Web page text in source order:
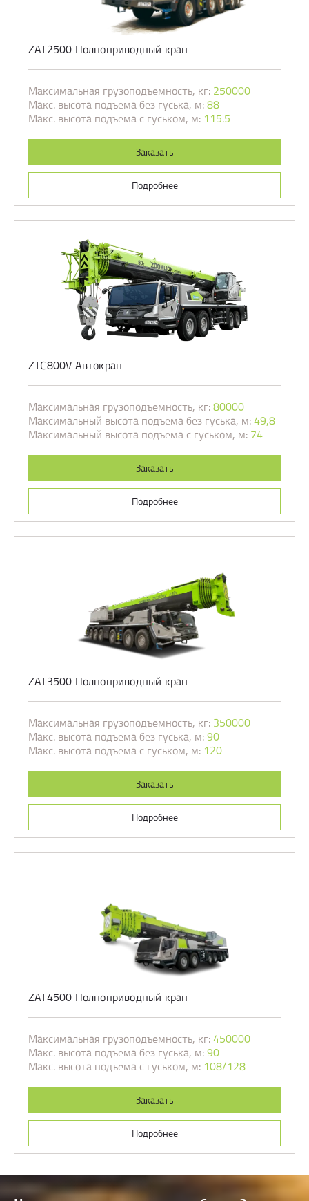
ZAT2500 Полноприводный кран
Максимальная грузоподъемность, кг: 250000
Макс. высота подъема без гуська, м:88
Макс. высота подъема с гуськом, м: 115.5
Заказать
Подробнее
ZTC800V Автокран
Максимальная грузоподъемность, кг:80000
Максимальный высота подъема без гуська, м:49,8
Максимальный высота подъема с гуськом, м: 74
Заказать
Подробнее
ZAT3500 Полноприводный кран
Максимальная грузоподъемность, кг: 350000
Макс. высота подъема без гуська, м:90
Макс. высота подъема с гуськом, м: 120
Заказать
Подробнее
ZAT4500 Полноприводный кран
Максимальная грузоподъемность, кг:450000
Макс. высота подъема без гуська, м:90
Макс. высота подъема с гуськом, м: 108/128
Заказать
Подробнее